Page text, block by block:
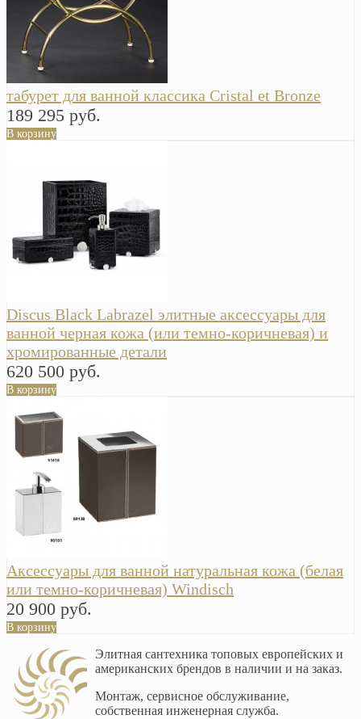
табурет для ванной классика Cristal et Bronze
189 295 руб.
В корзину
Discus Black Labrazel элитные аксессуары для
ванной черная кожа (или темно-коричневая) и
хромированные детали
620 500 руб.
В корзину
Аксессуары для ванной натуральная кожа (белая
или темно-коричневая) Windisch
20 900 руб.
В корзину
Элитная сантехника топовых европейских и
американских брендов в наличии и на заказ.
Монтаж, сервисное обслуживание,
собственная инженерная служба.